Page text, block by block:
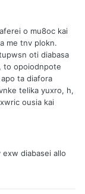
o mu8oc kai
me tnv plokn.
oti diabasa
to opoiodnpote
ta diafora
telika yuxro, h,
ousia kai
diabasei allo